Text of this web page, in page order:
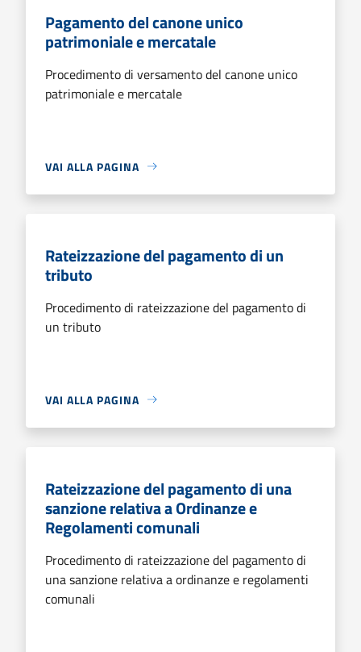
Pagamento del canone unico
patrimoniale e mercatale
Procedimento di versamento del canone unico
patrimoniale e mercatale
VAI ALLA PAGINA
Rateizzazione del pagamento di un
tributo
Procedimento di rateizzazione del pagamento di
un tributo
VAI ALLA PAGINA
Rateizzazione del pagamento di una
sanzione relativa a Ordinanze e
Regolamenti comunali
Procedimento di rateizzazione del pagamento di
una sanzione relativa a ordinanze e regolamenti
comunali